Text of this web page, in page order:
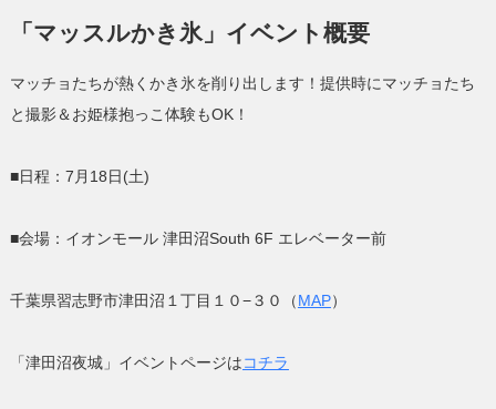
「マッスルかき氷」イベント概要
マッチョたちが熱くかき氷を削り出します！提供時にマッチョたち
と撮影＆お姫様抱っこ体験もOK！
■日程：7月18日(土)
■会場：イオンモール 津田沼South 6F エレベーター前
千葉県習志野市津田沼１丁目１０−３０（MAP）
「津田沼夜城」イベントページはコチラ